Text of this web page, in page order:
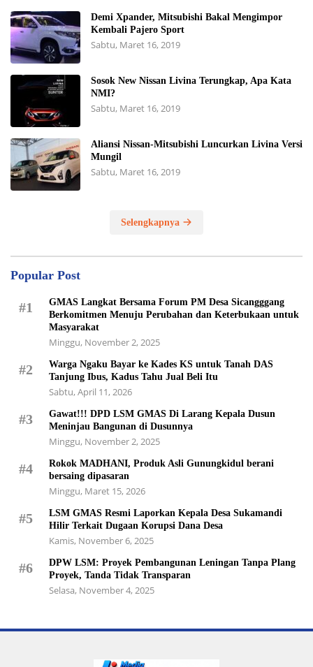
Demi Xpander, Mitsubishi Bakal Mengimpor
Kembali Pajero Sport
Sabtu, Maret 16, 2019
Sosok New Nissan Livina Terungkap, Apa Kata
NMI?
Sabtu, Maret 16, 2019
Aliansi Nissan-Mitsubishi Luncurkan Livina Versi
Mungil
Sabtu, Maret 16, 2019
Selengkapnya
Popular Post
#1
GMAS Langkat Bersama Forum PM Desa Sicangggang
Berkomitmen Menuju Perubahan dan Keterbukaan untuk
Masyarakat
Minggu, November 2, 2025
#2
Warga Ngaku Bayar ke Kades KS untuk Tanah DAS
Tanjung Ibus, Kadus Tahu Jual Beli Itu
Sabtu, April 11, 2026
#3
Gawat!!! DPD LSM GMAS Di Larang Kepala Dusun
Meninjau Bangunan di Dusunnya
Minggu, November 2, 2025
#4
Rokok MADHANI, Produk Asli Gunungkidul berani
bersaing dipasaran
Minggu, Maret 15, 2026
#5
LSM GMAS Resmi Laporkan Kepala Desa Sukamandi
Hilir Terkait Dugaan Korupsi Dana Desa
Kamis, November 6, 2025
#6
DPW LSM: Proyek Pembangunan Leningan Tanpa Plang
Proyek, Tanda Tidak Transparan
Selasa, November 4, 2025